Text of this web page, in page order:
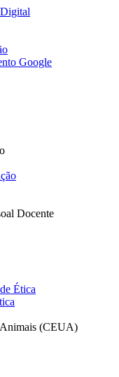
Google
Docente
Ética
Animais (CEUA)